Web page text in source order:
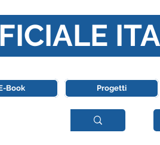
Book Progetti